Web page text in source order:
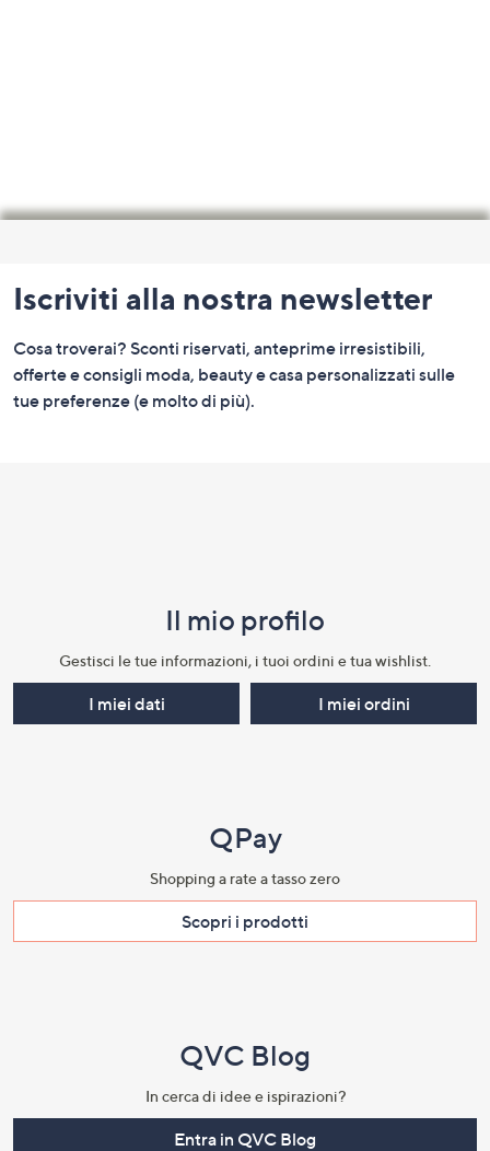
menu
e
informazioni
Iscriviti alla nostra newsletter
Cosa troverai? Sconti riservati, anteprime irresistibili,
offerte e consigli moda, beauty e casa personalizzati sulle
tue preferenze (e molto di più).
Il mio profilo​
Gestisci le tue informazioni, i tuoi ordini e tua wishlist.​
I miei dati I miei ordini
QPay
Shopping a rate a tasso zero​
Scopri i prodotti​
QVC Blog
In cerca di idee e ispirazioni?
Entra in QVC Blog